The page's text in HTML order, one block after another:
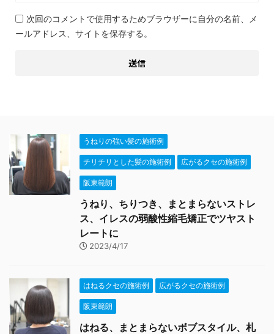
次回のコメントで使用するためブラウザーに自分の名前、メ
ールアドレス、サイトを保存する。
うねりの強い髪の施術例
チリチリとした髪の施術例 広がるクセの施術例
阪東範朗
うねり、ちりつき、まとまらないストレ
ス、イレスの弱酸性縮毛矯正でツヤスト
レートに
2023/4/17
はねるクセの施術例 広がるクセの施術例
阪東範朗
はねる、まとまらないボブスタイル、札